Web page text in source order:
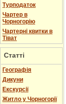
Турподаток
Чартер в
Чорногорію
Чартерні квитки в
Тіват
Статті
Географія
Дикуни
Екскурсії
Житло у Чорногорії